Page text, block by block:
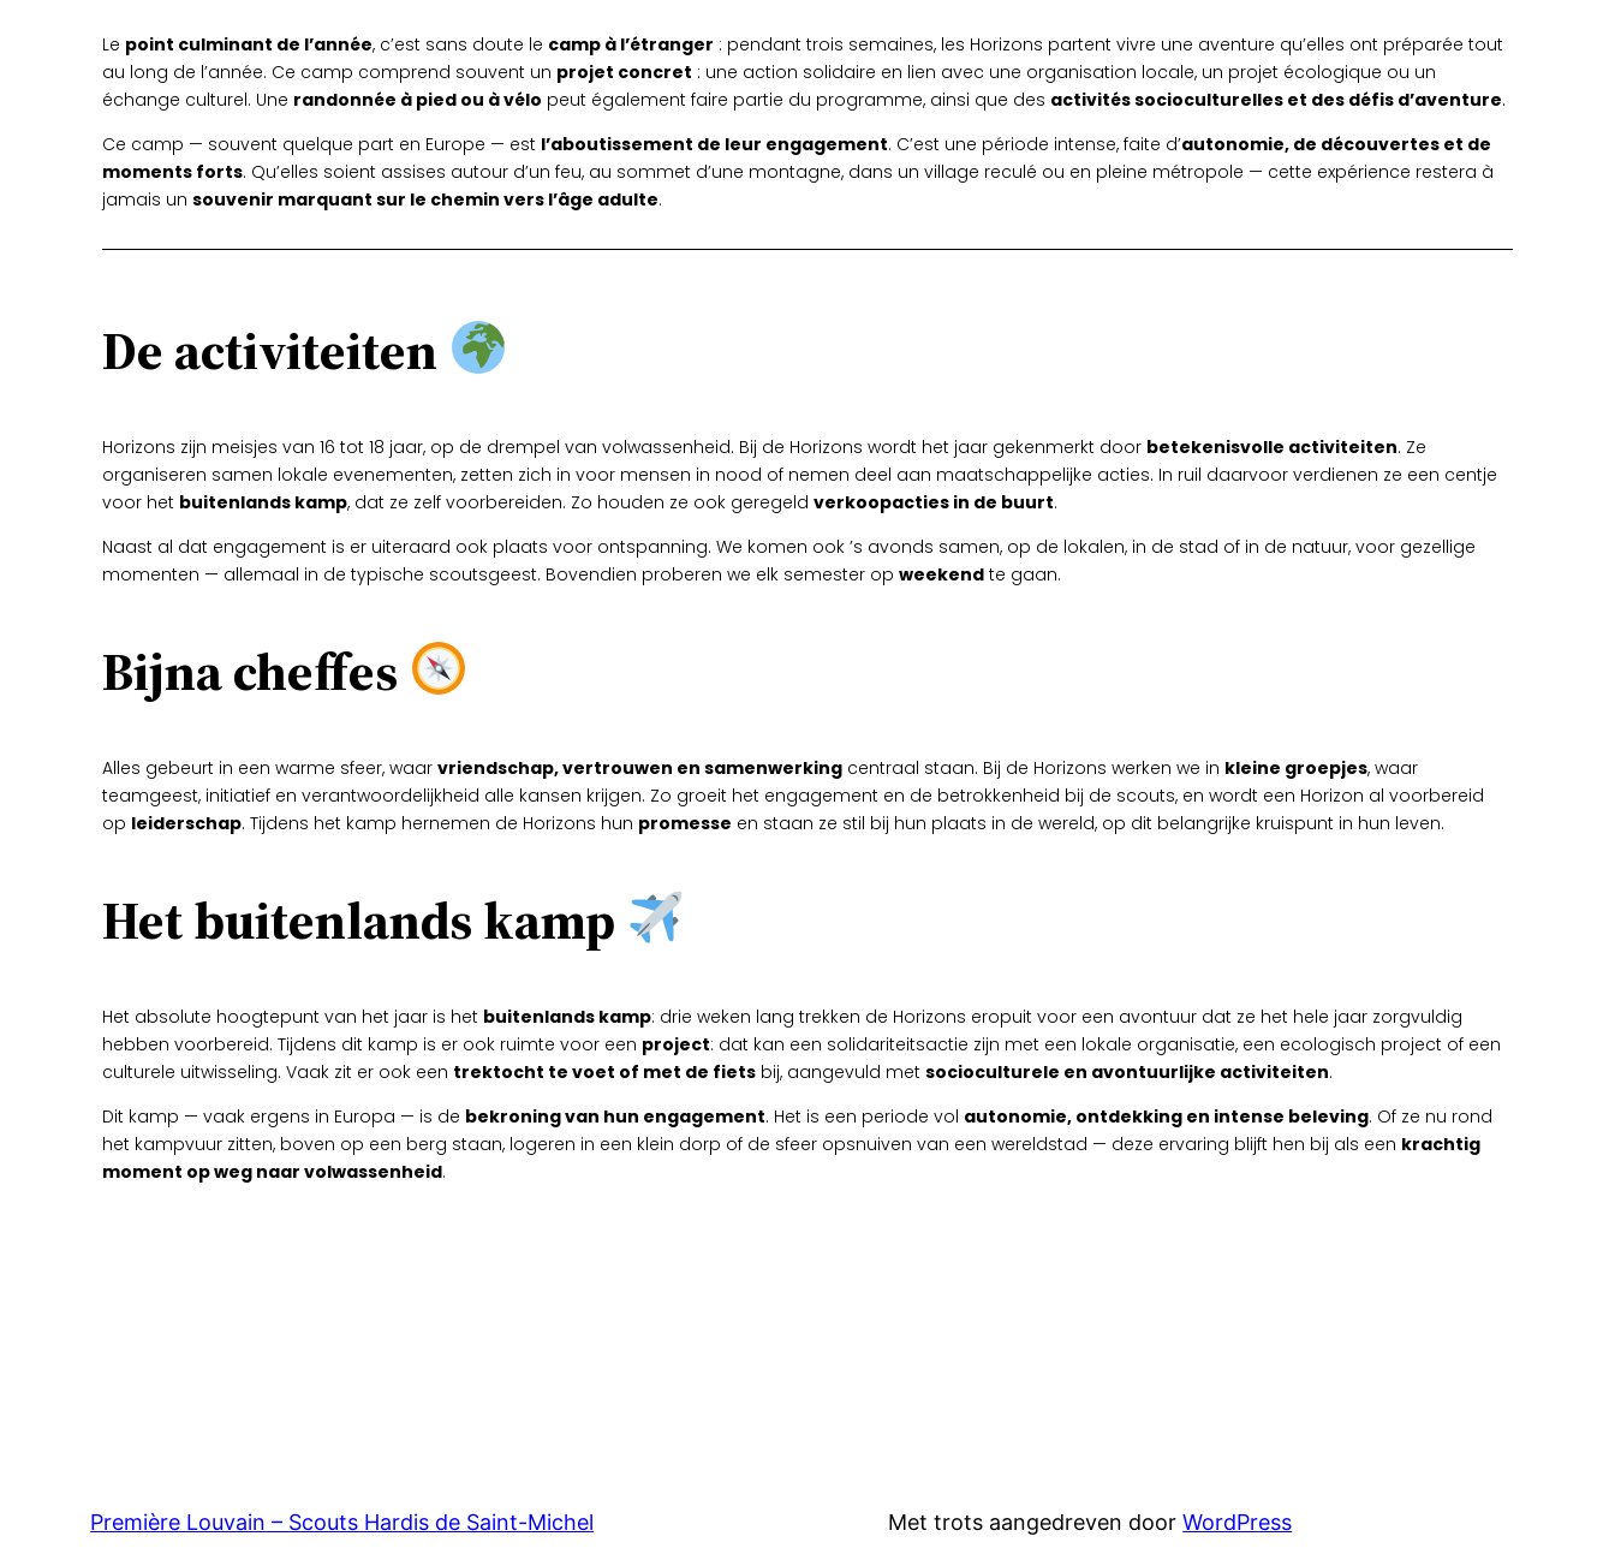
Le point culminant de l’année, c’est sans doute le camp à l’étranger : pendant trois semaines, les Horizons partent vivre une aventure qu’elles ont préparée tout
au long de l’année. Ce camp comprend souvent un projet concret : une action solidaire en lien avec une organisation locale, un projet écologique ou un
échange culturel. Une randonnée à pied ou à vélo peut également faire partie du programme, ainsi que des activités socioculturelles et des défis d’aventure.
Ce camp — souvent quelque part en Europe — est l’aboutissement de leur engagement. C’est une période intense, faite d’autonomie, de découvertes et de
moments forts. Qu’elles soient assises autour d’un feu, au sommet d’une montagne, dans un village reculé ou en pleine métropole — cette expérience restera à
jamais unsouvenir marquant sur le chemin vers l’âge adulte.
De activiteiten
Horizons zijn meisjes van 16 tot 18 jaar, op de drempel van volwassenheid. Bij de Horizons wordt het jaar gekenmerkt door betekenisvolle activiteiten. Ze
organiseren samen lokale evenementen, zetten zich in voor mensen in nood of nemen deel aan maatschappelijke acties. In ruil daarvoor verdienen ze een centje
voor het buitenlands kamp, dat ze zelf voorbereiden. Zo houden ze ook geregeldverkoopacties in de buurt.
Naast al dat engagement is er uiteraard ook plaats voor ontspanning. We komen ook ’s avonds samen, op de lokalen, in de stad of in de natuur, voor gezellige
momenten — allemaal in de typische scoutsgeest. Bovendien proberen we elk semester opweekend te gaan.
Bijna cheffes
Alles gebeurt in een warme sfeer, waarvriendschap, vertrouwen en samenwerking centraal staan. Bij de Horizons werken we in kleine groepjes, waar
teamgeest, initiatief en verantwoordelijkheid alle kansen krijgen. Zo groeit het engagement en de betrokkenheid bij de scouts, en wordt een Horizon al voorbereid
op leiderschap. Tijdens het kamp hernemen de Horizons hun promesse en staan ze stil bij hun plaats in de wereld, op dit belangrijke kruispunt in hun leven.
Het buitenlands kamp
Het absolute hoogtepunt van het jaar is het buitenlands kamp: drie weken lang trekken de Horizons eropuit voor een avontuur dat ze het hele jaar zorgvuldig
hebben voorbereid. Tijdens dit kamp is er ook ruimte voor een project: dat kan een solidariteitsactie zijn met een lokale organisatie, een ecologisch project of een
culturele uitwisseling. Vaak zit er ook een trektocht te voet of met de fiets bij, aangevuld metsocioculturele en avontuurlijke activiteiten.
Dit kamp — vaak ergens in Europa — is de bekroning van hun engagement. Het is een periode vol autonomie, ontdekking en intense beleving. Of ze nu rond
het kampvuur zitten, boven op een berg staan, logeren in een klein dorp of de sfeer opsnuiven van een wereldstad — deze ervaring blijft hen bij als een krachtig
moment op weg naar volwassenheid.
Première Louvain – Scouts Hardis de Saint-Michel Met trots aangedreven doorWordPress